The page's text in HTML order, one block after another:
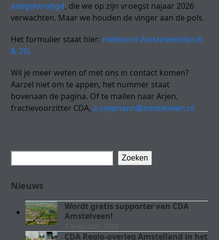
aangekondigd, die we op zijn vroegst najaar 2026
verwachten. Maar we houden de vinger aan de pols.
Het formulier staat hier: meldpunt Amstelveenlijn (6
& 25)
Wil je meer weten of met ons in contact komen?
Aarzel niet om te appen, het nummer staat
bovenaan de pagina. Of te mailen naar Arjen,
fractievoorzitter CDA,a.siegmann@amstelveen.nl
Zoeken
Nieuws
Wordt gratis supporter van CDA
Amstelveen!
CDA Regio-overleg Amstelland in het